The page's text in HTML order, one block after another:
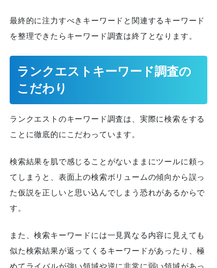
最終的に注力すべきキーワードと関連するキーワード
を整理できたらキーワード調査は終了となります。
ランクエストキーワード調査の
こだわり
ランクエストのキーワード調査は、実際に検索をする
ことに徹底的にこだわっています。
検索結果を肌で感じることがないままにツールに頼っ
てしまうと、表面上の検索ボリュームの傾向から誤っ
た仮説を正しいと思い込んでしまう恐れがあるからで
す。
また、検索キーワードには一見異なる内容に見えても
似た検索結果が返ってくるキーワードがあったり、極
めてライバルが強い領域や逆に非常に弱い領域があっ